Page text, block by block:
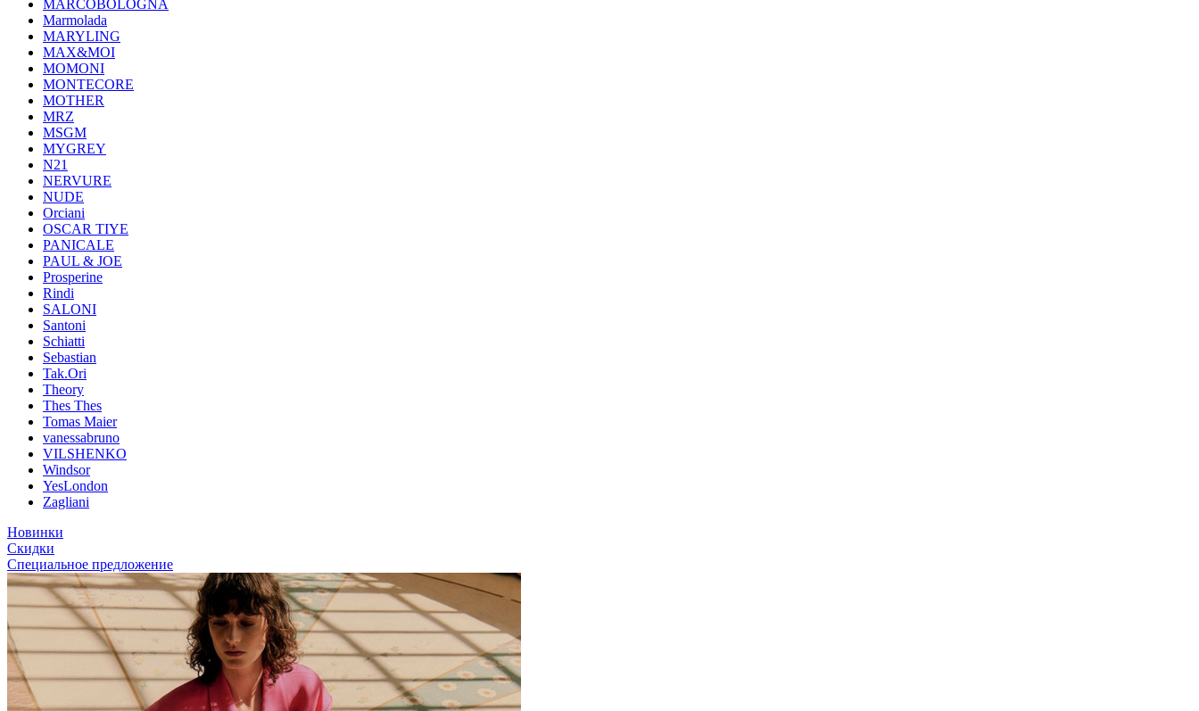
MARCOBOLOGNA
Marmolada
MARYLING
MAX&MOI
MOMONI
MONTECORE
MOTHER
MRZ
MSGM
MYGREY
N21
NERVURE
NUDE
Orciani
OSCAR TIYE
PANICALE
PAUL & JOE
Prosperine
Rindi
SALONI
Santoni
Schiatti
Sebastian
Tak.Ori
Theory
Thes Thes
Tomas Maier
vanessabruno
VILSHENKO
Windsor
YesLondon
Zagliani
Новинки
Скидки
Специальное предложение